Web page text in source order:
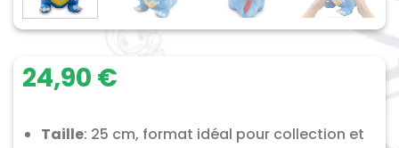
24,90 €
Taille: 25 cm, format idéal pour collection et